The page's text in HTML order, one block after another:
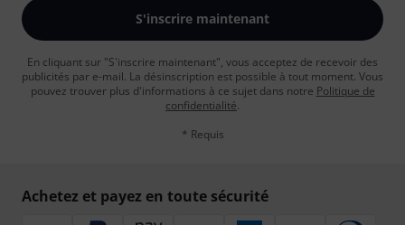
S'inscrire maintenant
En cliquant sur "S'inscrire maintenant", vous acceptez de recevoir des
publicités par e-mail. La désinscription est possible à tout moment. Vous
pouvez trouver plus d'informations à ce sujet dans notre Politique de
confidentialité.
* Requis
Achetez et payez en toute sécurité